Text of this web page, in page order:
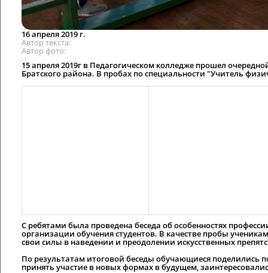
16 апреля 2019 г.
Автор текста
Автор фото
15 апреля 2019г в Педагогическом колледже прошел
Братского района. В пробах по специальности "Учитель
С ребятами была проведена беседа об особенностях
организации обучения студентов. В качестве пробы
свои силы в наведении и преодолении искусственных
По результатам итоговой беседы обучающиеся
принять участие в новых формах в будущем,